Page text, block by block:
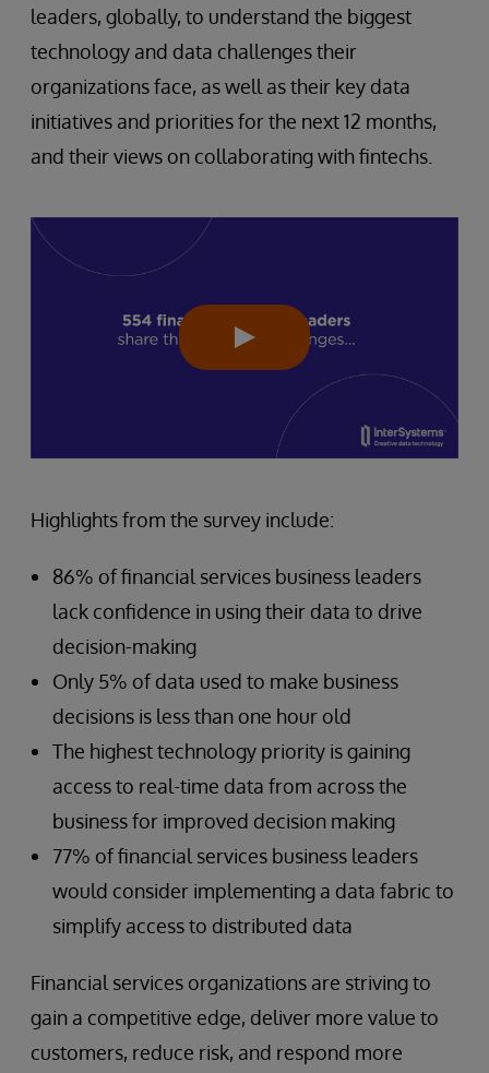
leaders, globally, to understand the biggest
technology and data challenges their
organizations face, as well as their key data
initiatives and priorities for the next 12 months,
and their views on collaborating with fintechs.
Highlights from the survey include:
86% of financial services business leaders
lack confidence in using their data to drive
decision-making
Only 5% of data used to make business
decisions is less than one hour old
The highest technology priority is gaining
access to real-time data from across the
business for improved decision making
77% of financial services business leaders
would consider implementing a data fabric to
simplify access to distributed data
Financial services organizations are striving to
gain a competitive edge, deliver more value to
customers, reduce risk, and respond more